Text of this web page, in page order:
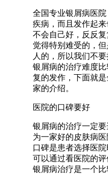
全国专业银屑病医
疾病，而且发作起
不会自己好，反反
觉得特别难受的，
人的，所以我们不
银屑病的治疗难度
复的发作，下面就
家的介绍。
医院的口碑要好
银屑病的治疗一定
为一家好的皮肤病医
口碑是患者选择医
可以通过看医院的评
银屑病治疗是一个